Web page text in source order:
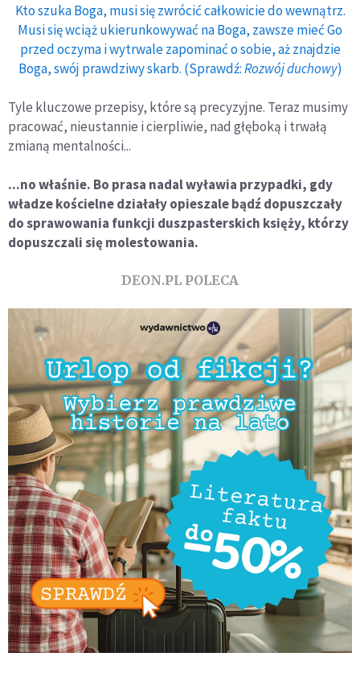
Kto szuka Boga, musi się zwrócić całkowicie do wewnątrz.
Musi się wciąż ukierunkowywać na Boga, zawsze mieć Go
przed oczyma i wytrwale zapominać o sobie, aż znajdzie
Boga, swój prawdziwy skarb. (Sprawdź:Rozwój duchowy)
Tyle kluczowe przepisy, które są precyzyjne. Teraz musimy
pracować, nieustannie i cierpliwie, nad głęboką i trwałą
zmianą mentalności...
...no właśnie. Bo prasa nadal wyławia przypadki, gdy
władze kościelne działały opieszale bądź dopuszczały
do sprawowania funkcji duszpasterskich księży, którzy
dopuszczali się molestowania.
DEON.PL POLECA